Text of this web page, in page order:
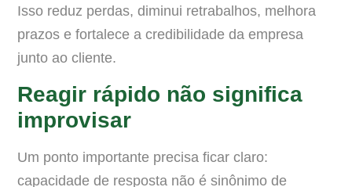
Isso reduz perdas, diminui retrabalhos, melhora
prazos e fortalece a credibilidade da empresa
junto ao cliente.
Reagir rápido não significa
improvisar
Um ponto importante precisa ficar claro:
capacidade de resposta não é sinônimo de